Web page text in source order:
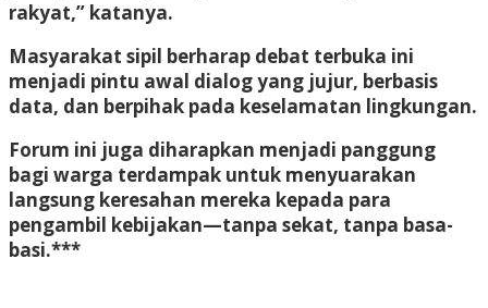
rakyat,” katanya.
Masyarakat sipil berharap debat terbuka ini
menjadi pintu awal dialog yang jujur, berbasis
data, dan berpihak pada keselamatan lingkungan.
Forum ini juga diharapkan menjadi panggung
bagi warga terdampak untuk menyuarakan
langsung keresahan mereka kepada para
pengambil kebijakan—tanpa sekat, tanpa basa-
basi.***